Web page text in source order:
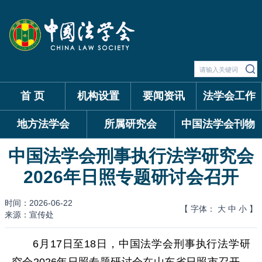
首 页 机构设置 要闻资讯 法学会工作
地方法学会 所属研究会 中国法学会刊物
中国法学会刑事执行法学研究会
2026年日照专题研讨会召开
时间：2026-06-22
来源：宣传处
【 字体： 大 中 小 】
6月17日至18日，中国法学会刑事执行法学研